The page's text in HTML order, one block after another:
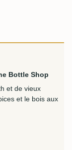
Bottle Shop
et de vieux
et le bois aux